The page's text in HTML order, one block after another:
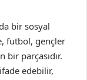
bir sosyal
futbol, gençler
bir parçasıdır.
edebilir,